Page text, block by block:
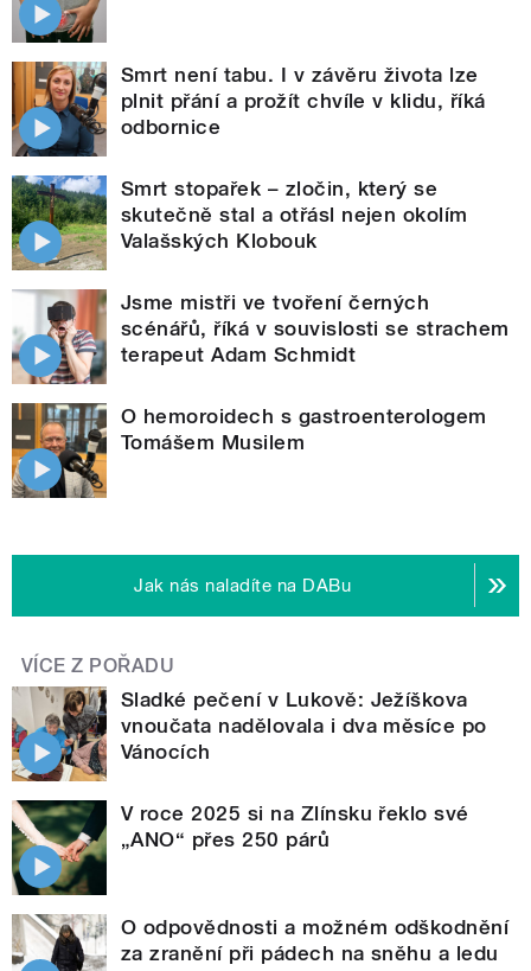
Smrt není tabu. I v závěru života lze
plnit přání a prožít chvíle v klidu, říká
odbornice
Smrt stopařek – zločin, který se
skutečně stal a otřásl nejen okolím
Valašských Klobouk
Jsme mistři ve tvoření černých
scénářů, říká v souvislosti se strachem
terapeut Adam Schmidt
O hemoroidech s gastroenterologem
Tomášem Musilem
Jak nás naladíte na DABu
VÍCE Z POŘADU
Sladké pečení v Lukově: Ježíškova
vnoučata nadělovala i dva měsíce po
Vánocích
V roce 2025 si na Zlínsku řeklo své
„ANO“ přes 250 párů
O odpovědnosti a možném odškodnění
za zranění při pádech na sněhu a ledu